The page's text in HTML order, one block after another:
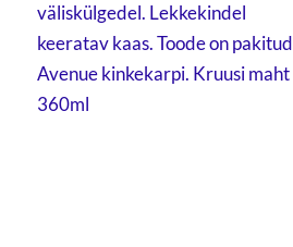
väliskülgedel. Lekkekindel
keeratav kaas. Toode on pakitud
Avenue kinkekarpi. Kruusi maht
360ml